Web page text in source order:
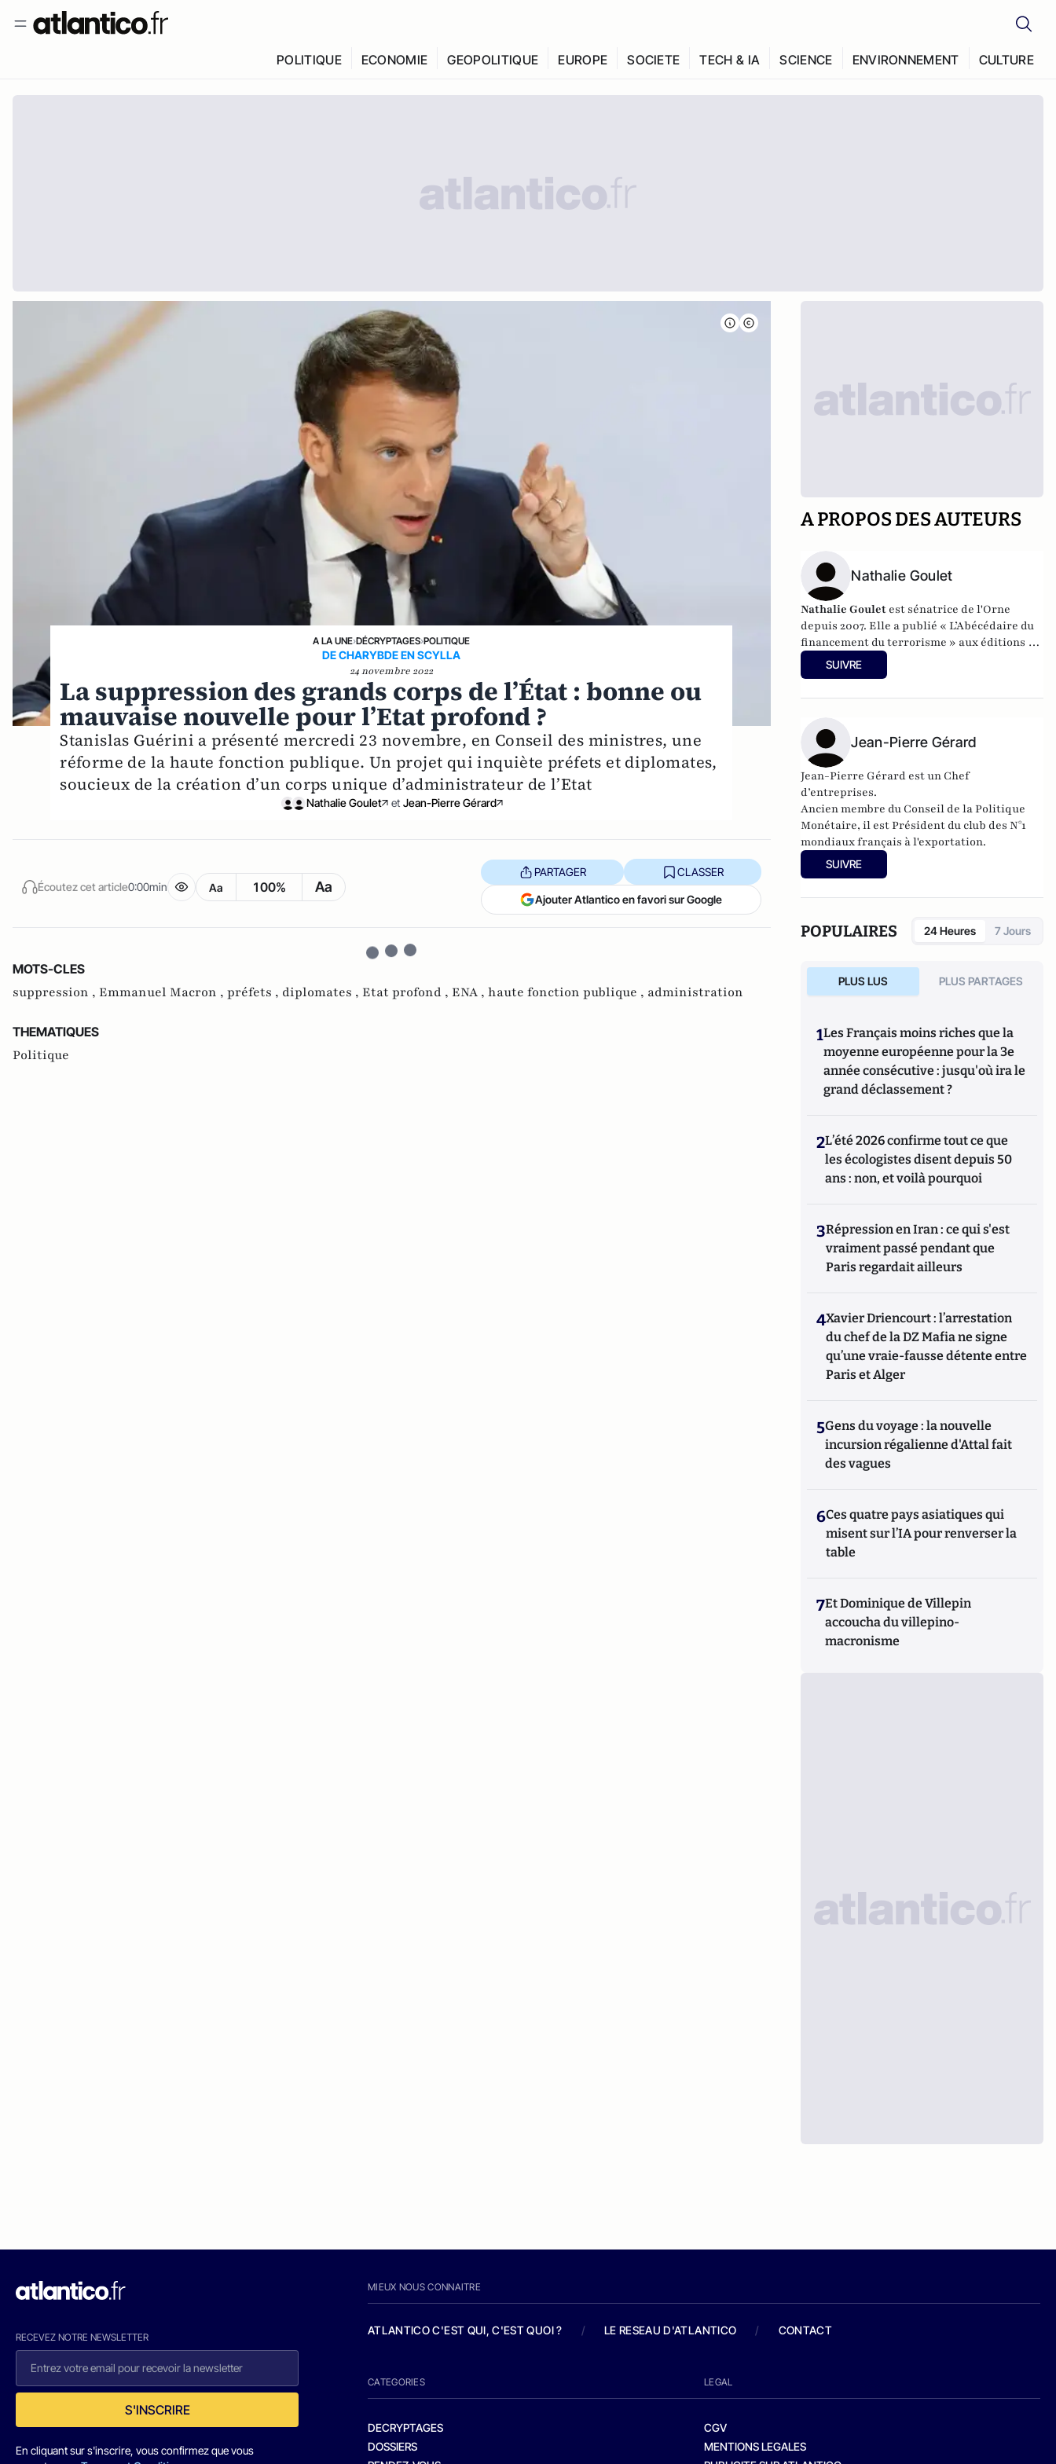
POLITIQUE ECONOMIE GEOPOLITIQUE EUROPE SOCIETE TECH & IA SCIENCE ENVIRONNEMENT CULTURE
A LA UNE›DÉCRYPTAGES›POLITIQUE
DE CHARYBDE EN SCYLLA
24 novembre 2022
La suppression des grands corps de l’État : bonne ou
mauvaise nouvelle pour l’Etat profond ?
Stanislas Guérini a présenté mercredi 23 novembre, en Conseil des ministres, une
réforme de la haute fonction publique. Un projet qui inquiète préfets et diplomates,
soucieux de la création d’un corps unique d’administrateur de l’Etat
Nathalie Goulet et Jean-Pierre Gérard
Écoutez cet article0:00min Aa 100% Aa
PARTAGER CLASSER
Ajouter Atlantico en favori sur Google
MOTS-CLES
suppression , Emmanuel Macron , préfets , diplomates , Etat profond , ENA , haute fonction publique , administration
THEMATIQUES
Politique
A PROPOS DES AUTEURS
Nathalie Goulet
Nathalie Goulet est sénatrice de l'Orne
depuis 2007. Elle a publié « L’Abécédaire du
financement du terrorisme » aux éditions du
Cherche Midi en 2022.
SUIVRE
Jean-Pierre Gérard
Jean-Pierre Gérard est un Chef
d’entreprises.
Ancien membre du Conseil de la Politique
Monétaire, il est Président du club des N°1
mondiaux français à l'exportation.
SUIVRE
POPULAIRES 24 Heures 7 Jours
PLUS LUS PLUS PARTAGES
1Les Français moins riches que la
moyenne européenne pour la 3e
année consécutive : jusqu'où ira le
grand déclassement ?
2L’été 2026 confirme tout ce que
les écologistes disent depuis 50
ans : non, et voilà pourquoi
3Répression en Iran : ce qui s'est
vraiment passé pendant que
Paris regardait ailleurs
4Xavier Driencourt : l’arrestation
du chef de la DZ Mafia ne signe
qu’une vraie-fausse détente entre
Paris et Alger
5Gens du voyage : la nouvelle
incursion régalienne d'Attal fait
des vagues
6Ces quatre pays asiatiques qui
misent sur l’IA pour renverser la
table
7Et Dominique de Villepin
accoucha du villepino-
macronisme
RECEVEZ NOTRE NEWSLETTER
S'INSCRIRE
En cliquant sur s'inscrire, vous confirmez que vous
MIEUX NOUS CONNAITRE
ATLANTICO C'EST QUI, C'EST QUOI ? / LE RESEAU D'ATLANTICO / CONTACT
CATEGORIES
DECRYPTAGES
DOSSIERS
LEGAL
CGV
MENTIONS LEGALES